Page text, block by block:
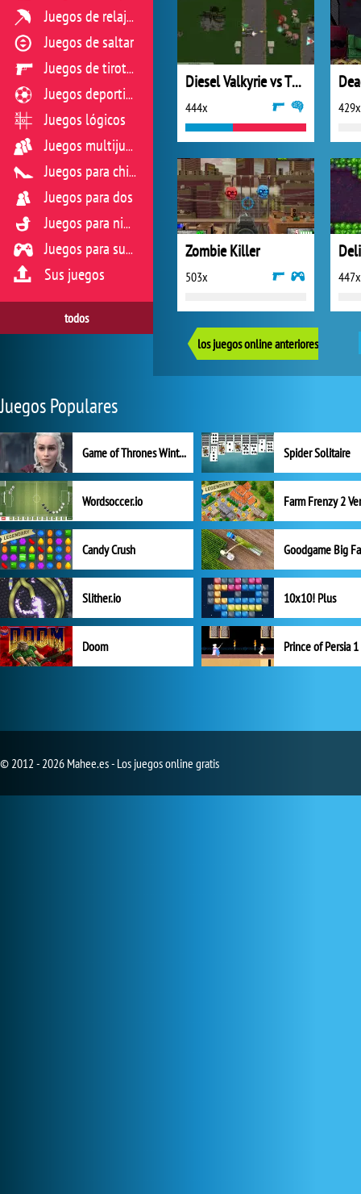
Diesel Valkyrie vs The Undead
444x 429x
Zombie Killer
503x 447x
los juegos online anteriores
Juegos de relajación
Juegos de saltar
Juegos de tiroteo
Juegos deportivos
Juegos lógicos
Juegos multijugador
Juegos para chicas
Juegos para dos
Juegos para niños
Juegos para sus reflejos
Sus juegos
todos
Juegos Populares
Game of Thrones Winter is Coming Spider Solitaire
Wordsoccer.io
Candy Crush Goodgame Big
Slither.io 10x10! Plus
Doom Prince of Persia 1
© 2012 - 2026 Mahee.es - Los juegos online gratis